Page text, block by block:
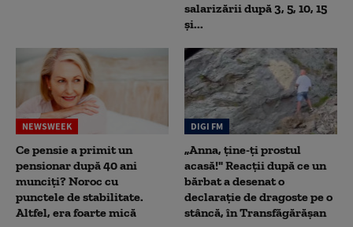
salarizării după 3, 5, 10, 15
și...
NEWSWEEK
Ce pensie a primit un
pensionar după 40 ani
munciți? Noroc cu
punctele de stabilitate.
Altfel, era foarte mică
DIGI FM
„Anna, ţine-ţi prostul
acasă!" Reacţii după ce un
bărbat a desenat o
declaraţie de dragoste pe o
stâncă, în Transfăgărăşan